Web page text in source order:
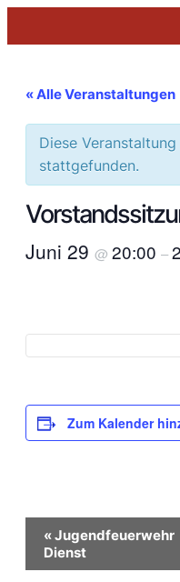
« Alle Veranstaltungen
Diese
stattgefunden.
Juni 29 @ 20:00 –
Zum Kalender
Navigation
«Jugendfeuerwehr
Dienst